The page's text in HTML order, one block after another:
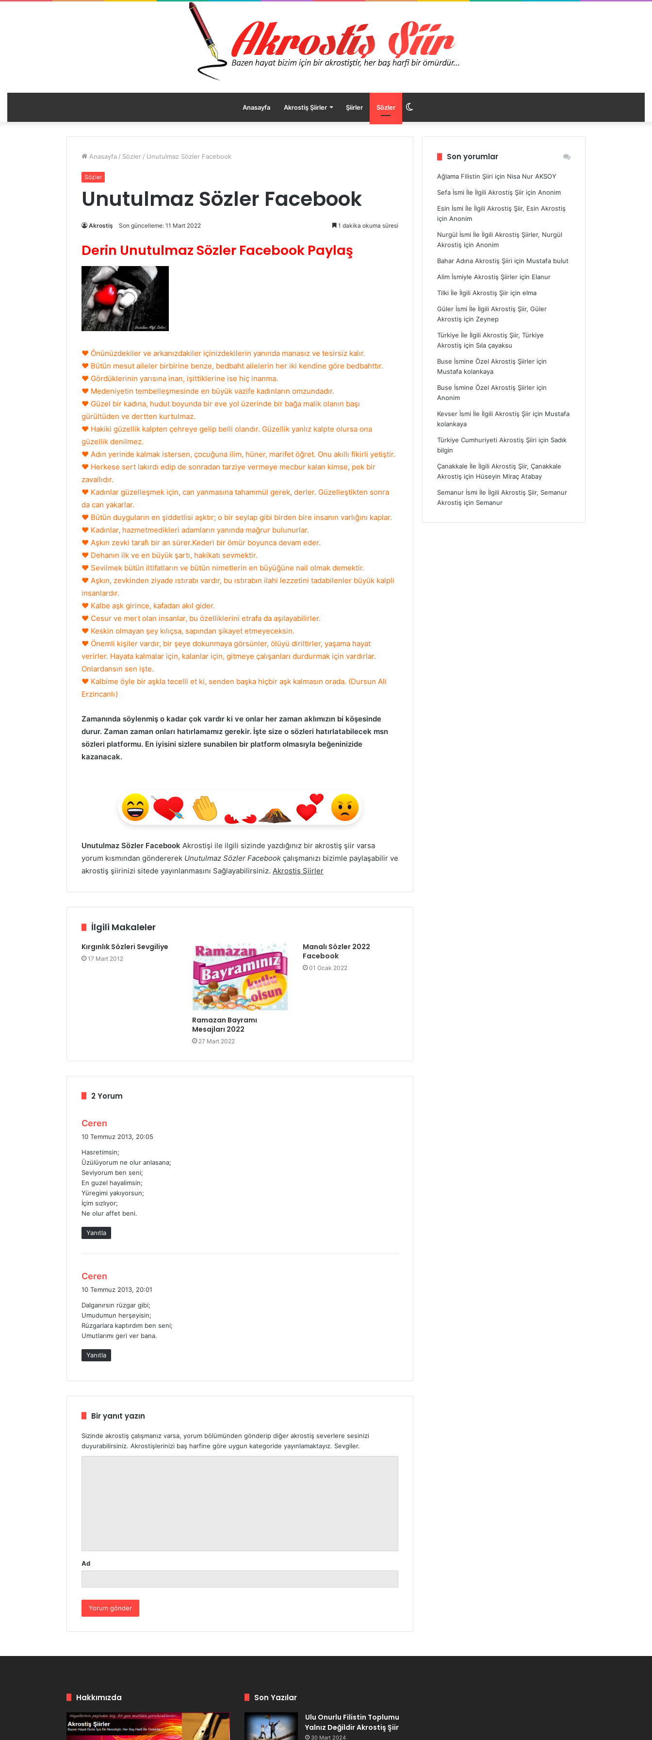
Anasayfa Akrostiş Şiirler Şiirler Sözler
görünümü
Anasayfa / Sözler / Unutulmaz Sözler Facebook
Sözler
Unutulmaz Sözler Facebook
Akrostiş Son güncelleme: 11 Mart 2022 1 dakika okuma süresi
Derin Unutulmaz Sözler Facebook Paylaş
♥ Önünüzdekiler ve arkanızdakiler içinizdekilerin yanında manasız ve tesirsiz kalır.
♥ Bütün mesut aileler birbirine benze, bedbaht ailelerin her iki kendine göre bedbahttır.
♥ Gördüklerinin yarısına inan, işittiklerine ise hiç inanma.
♥ Medeniyetin tembelleşmesinde en büyük vazife kadınların omzundadır.
♥ Güzel bir kadına, hudut boyunda bir eve yol üzerinde bir bağa malik olanın başı
gürültüden ve dertten kurtulmaz.
♥ Hakiki güzellik kalpten çehreye gelip belli olandır. Güzellik yanlız kalpte olursa ona
güzellik denilmez.
♥ Adın yerinde kalmak istersen, çocuğuna ilim, hüner, marifet öğret. Onu akıllı fikirli yetiştir.
♥ Herkese sert lakırdı edip de sonradan tarziye vermeye mecbur kalan kimse, pek bir
zavallıdır.
♥ Kadınlar güzelleşmek için, can yanmasına tahammül gerek, derler. Güzelleştikten sonra
da can yakarlar.
♥ Bütün duyguların en şiddetlisi aşktır; o bir seylap gibi birden bire insanın varlığını kaplar.
♥ Kadınlar, hazmetmedikleri adamların yanında mağrur bulunurlar.
♥ Aşkın zevki tarafı bir an sürer.Kederi bir ömür boyunca devam eder.
♥ Dehanın ilk ve en büyük şartı, hakikatı sevmektir.
♥ Sevilmek bütün iltifatların ve bütün nimetlerin en büyüğüne nail olmak demektir.
♥ Aşkın, zevkinden ziyade ıstırabı vardır, bu ıstırabın ilahi lezzetini tadabilenler büyük kalpli
insanlardır.
♥ Kalbe aşk girince, kafadan akıl gider.
♥ Cesur ve mert olan insanlar, bu özelliklerini etrafa da aşılayabilirler.
♥ Keskin olmayan şey kılıçsa, sapından şikayet etmeyeceksin.
♥ Önemli kişiler vardır, bir şeye dokunmaya görsünler, ölüyü diriltirler, yaşama hayat
verirler. Hayata kalmalar için, kalanlar için, gitmeye çalışanları durdurmak için vardırlar.
Onlardansın sen işte.
♥ Kalbime öyle bir aşkla tecelli et ki, senden başka hiçbir aşk kalmasın orada. (Dursun Ali
Erzincanlı)
Zamanında söylenmiş o kadar çok vardır ki ve onlar her zaman aklımızın bi köşesinde
durur. Zaman zaman onları hatırlamamız gerekir. İşte size o sözleri hatırlatabilecek msn
sözleri platformu. En iyisini sizlere sunabilen bir platform olmasıyla beğeninizide
kazanacak.
Unutulmaz Sözler Facebook Akrostişi ile ilgili sizinde yazdığınız bir akrostiş şiir varsa
yorum kısmından göndererek Unutulmaz Sözler Facebook çalışmanızı bizimle paylaşabilir ve
akrostiş şiirinizi sitede yayınlanmasını Sağlayabilirsiniz. Akrostiş Şiirler
İlgili Makaleler
Kırgınlık Sözleri Sevgiliye
17 Mart 2012
Ramazan Bayramı
Mesajları 2022
27 Mart 2022
Manalı Sözler 2022
Facebook
01 Ocak 2022
2 Yorum
Ceren
i
k
i
10 Temmuz 2013, 20:05
Hasretimsin;
Üzülüyorum ne olur anlasana;
Seviyorum ben seni;
En guzel hayalimsin;
Yüregimi yakıyorsun;
İçim sızlıyor;
Ne olur affet beni.
Yanıtla
Ceren
i
k
i
10 Temmuz 2013, 20:01
Dalganırsın rüzgar gibi;
Umudumun herşeyisin;
Rüzgarlara kaptırdım ben seni;
Umutlarımı geri ver bana.
Yanıtla
Bir yanıt yazın
Sizinde akrostiş çalışmanız varsa, yorum bölümünden gönderip diğer akrostiş severlere sesinizi
duyurabilirsiniz. Akrostişlerinizi baş harfine göre uygun kategoride yayınlamaktayız. Sevgiler.
Ad
Son yorumlar
Ağlama Filistin Şiiri için Nisa Nur AKSOY
Sefa İsmi İle İlgili Akrostiş Şiir içinAnonim
Esin İsmi İle İlgili Akrostiş Şiir, Esin Akrostiş
içinAnonim
Nurgül İsmi İle İlgili Akrostiş Şiirler, Nurgül
Akrostiş içinAnonim
Bahar Adına Akrostiş Şiiri için Mustafa bulut
Alim İsmiyle Akrostiş Şiirler için Elanur
Tilki İle İlgili Akrostiş Şiir içinelma
Güler İsmi İle İlgili Akrostiş Şiir, Güler
Akrostiş içinZeynep
Türkiye İle İlgili Akrostiş Şiir, Türkiye
Akrostiş için Sıla çayaksu
Buse İsmine Özel Akrostiş Şiirler için
Mustafa kolankaya
Buse İsmine Özel Akrostiş Şiirler için
Anonim
Kevser İsmi İle İlgili Akrostiş Şiir için Mustafa
kolankaya
Türkiye Cumhuriyeti Akrostiş Şiiri için Sadık
bilgin
Çanakkale İle İlgili Akrostiş Şiir, Çanakkale
Akrostiş için Hüseyin Miraç Atabay
Semanur İsmi İle İlgili Akrostiş Şiir, Semanur
Akrostiş için Semanur
Hakkımızda Son Yazılar
Ulu Onurlu Filistin Toplumu
Yalnız Değildir Akrostiş Şiir
30 Mart 2024